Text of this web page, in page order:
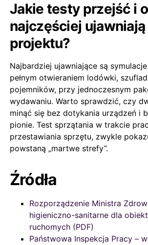
Jakie testy przejść i
najczęściej ujawniają
projektu?
Najbardziej ujawniające są
pełnym otwieraniem lodówki,
pojemników, przy jednoczesnym
wydawaniu. Warto sprawdzić, czy
minąć się bez dotykania urządzeń i
pionie. Test sprzątania w trakcie
przestawiania sprzętu, zwykle
powstaną „martwe strefy”.
Źródła
Rozporządzenie Ministra
higieniczno-sanitarne dla
ruchomych (PDF)
Państwowa Inspekcja Pracy –